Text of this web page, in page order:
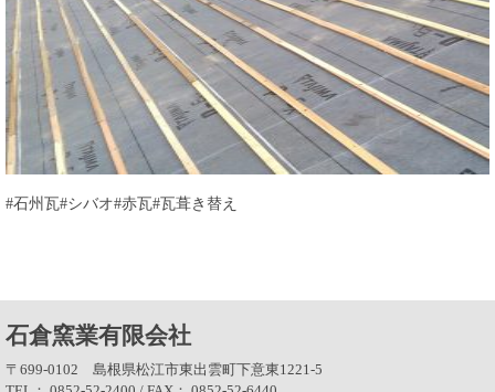
#石州瓦#シバオ#赤瓦#瓦葺き替え
石倉窯業有限会社
〒699-0102 島根県松江市東出雲町下意東1221-5